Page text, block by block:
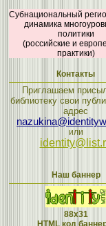
Субнациональный
динамика
политики
(российские и
практики)
Контакты
Приглашаем
библиотеку свои
адрес
или
Наш баннер
88x31
HTML код